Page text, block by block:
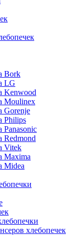
Bork
LG
Kenwood
Moulinex
Gorenje
Philips
Redmond
Vitek
Maxima
Midea
хлебопечек